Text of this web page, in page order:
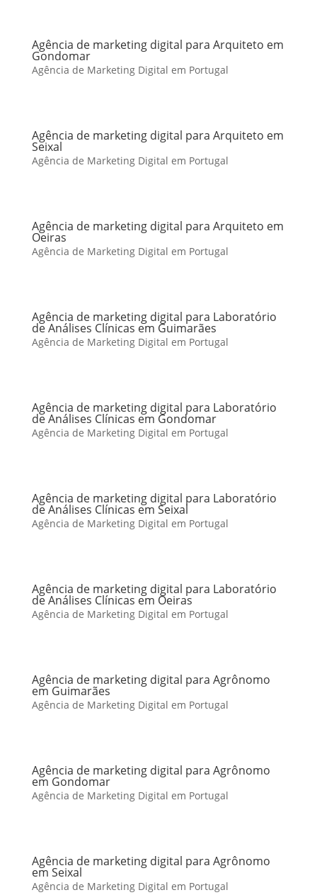
Agência de marketing digital para Arquiteto em
Gondomar
Agência de Marketing Digital em Portugal
Agência de marketing digital para Arquiteto em
Seixal
Agência de Marketing Digital em Portugal
Agência de marketing digital para Arquiteto em
Oeiras
Agência de Marketing Digital em Portugal
Agência de marketing digital para Laboratório
de Análises Clínicas em Guimarães
Agência de Marketing Digital em Portugal
Agência de marketing digital para Laboratório
de Análises Clínicas em Gondomar
Agência de Marketing Digital em Portugal
Agência de marketing digital para Laboratório
de Análises Clínicas em Seixal
Agência de Marketing Digital em Portugal
Agência de marketing digital para Laboratório
de Análises Clínicas em Oeiras
Agência de Marketing Digital em Portugal
Agência de marketing digital para Agrônomo
em Guimarães
Agência de Marketing Digital em Portugal
Agência de marketing digital para Agrônomo
em Gondomar
Agência de Marketing Digital em Portugal
Agência de marketing digital para Agrônomo
em Seixal
Agência de Marketing Digital em Portugal